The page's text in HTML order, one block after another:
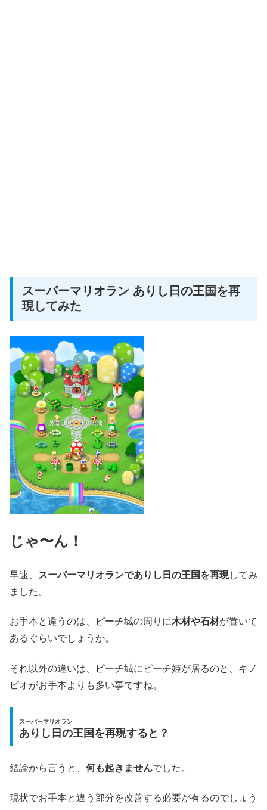
スーパーマリオラン ありし日の王国を再
現してみた
じゃ〜ん！
早速、 スーパーマリオランでありし日の王国を再現してみ
ました。
お手本と違うのは、ピーチ城の周りに木材や石材が置いて
あるぐらいでしょうか。
それ以外の違いは、ピーチ城にピーチ姫が居るのと、キノ
ピオがお手本よりも多い事ですね。
スーパーマリオラン
ありし日の王国を再現すると？
結論から言うと、 何も起きませんでした。
現状でお手本と違う部分を改善する必要が有るのでしょう